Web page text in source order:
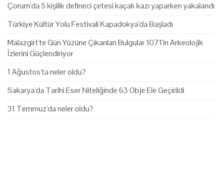
Çorum'da 5 kişilik defineci çetesi kaçak kazı yaparken yakalandı
Türkiye Kültür Yolu Festivali Kapadokya'da Başladı
Malazgirt'te Gün Yüzüne Çıkarılan Bulgular 1071'in Arkeolojik
İzlerini Güçlendiriyor
1 Ağustos'ta neler oldu?
Sakarya'da Tarihi Eser Niteliğinde 63 Obje Ele Geçirildi
31 Temmuz'da neler oldu?